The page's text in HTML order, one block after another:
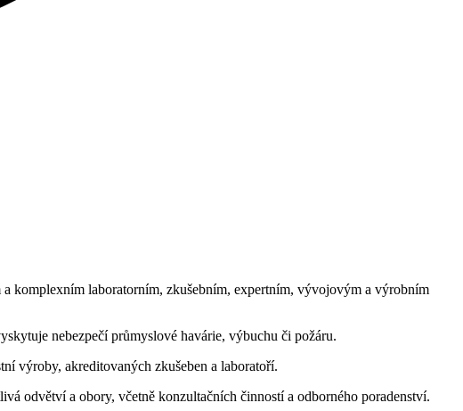
komplexním laboratorním, zkušebním, expertním, vývojovým a výrobním
nebezpečí průmyslové havárie, výbuchu či požáru.
výroby, akreditovaných zkušeben a laboratoří.
odvětví a obory, včetně konzultačních činností a odborného poradenství.